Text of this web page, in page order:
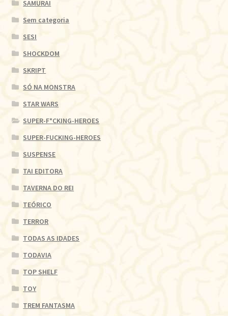
SAMURAI
Sem categoria
SESI
SHOCKDOM
SKRIPT
SÓ NA MONSTRA
STAR WARS
SUPER-F*CKING-HEROES
SUPER-FUCKING-HEROES
SUSPENSE
TAI EDITORA
TAVERNA DO REI
TEÓRICO
TERROR
TODAS AS IDADES
TODAVIA
TOP SHELF
TOY
TREM FANTASMA